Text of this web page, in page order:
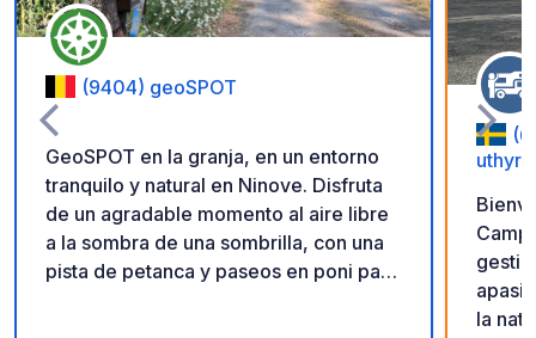
(9404) geoSPOT
GeoSPOT en la granja, en un entorno
tranquilo y natural en Ninove. Disfruta
de un agradable momento al aire libre
a la sombra de una sombrilla, con una
pista de petanca y paseos en poni para
Camping.
la